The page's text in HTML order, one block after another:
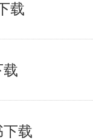
载
载
下载